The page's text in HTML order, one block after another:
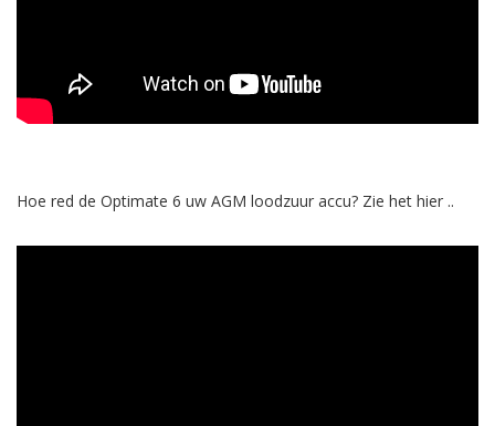
Hoe red de Optimate 6 uw AGM loodzuur accu? Zie het hier ..